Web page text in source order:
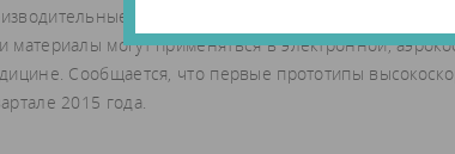
металлические сплавы, как описано
материалы могут применяться в электронной,
Сообщается, что первые прототипы
2015 года.